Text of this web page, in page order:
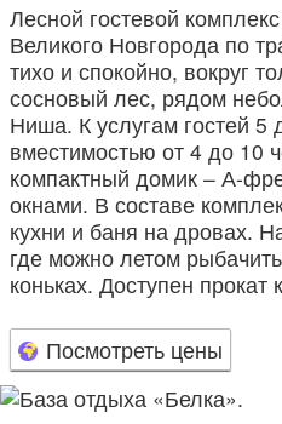
Лесной гостевой
Великого Новгорода по
тихо и спокойно, вокруг
сосновый лес, рядом
Ниша. К услугам гостей 5
вместимостью от 4 до 10
компактный домик – А-
окнами. В составе
кухни и баня на дровах.
где можно летом
коньках. Доступен прокат
Посмотреть цены